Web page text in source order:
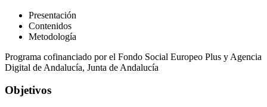
Presentación
Contenidos
Metodología
Programa cofinanciado por el Fondo Social Europeo Plus y Agencia
Digital de Andalucía, Junta de Andalucía
Objetivos